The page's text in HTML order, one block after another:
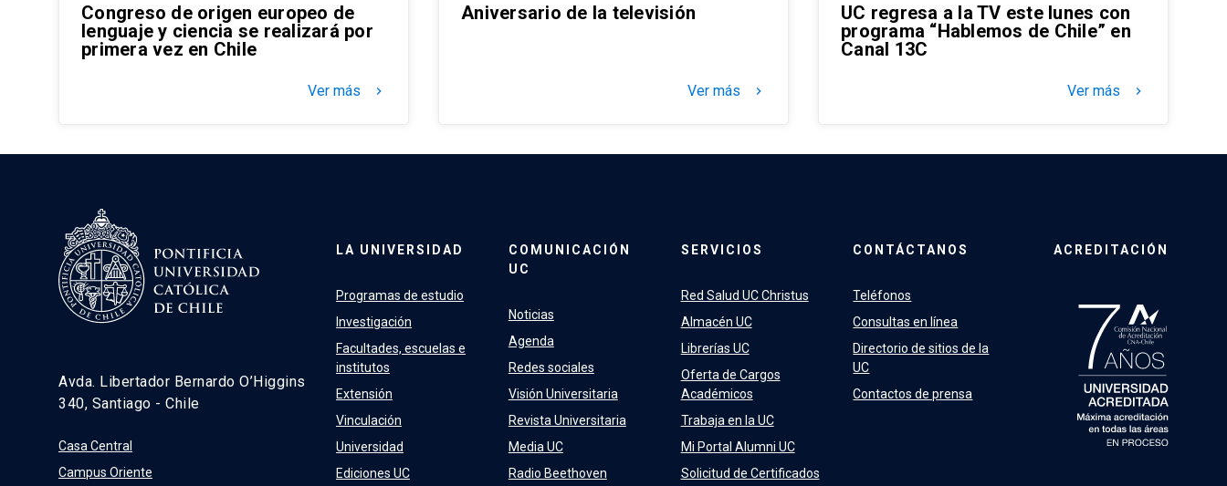
Congreso de origen europeo de
lenguaje y ciencia se realizará por
primera vez en Chile
Ver más keyboard_arrow_right
Aniversario de la televisión
Ver más keyboard_arrow_right
UC regresa a la TV este lunes con
programa “Hablemos de Chile” en
Canal 13C
Ver más keyboard_arrow_right
Avda. Libertador Bernardo O’Higgins
340, Santiago - Chile
Casa Central
Campus Oriente
LA UNIVERSIDAD
Programas de estudio
Investigación
Facultades, escuelas e
institutos
Extensión
Vinculación
Universidad
Ediciones UC
COMUNICACIÓN
UC
Noticias
Agenda
Redes sociales
Visión Universitaria
Revista Universitaria
Media UC
Radio Beethoven
SERVICIOS
Red Salud UC Christus
Almacén UC
Librerías UC
Oferta de Cargos
Académicos
Trabaja en la UC
Mi Portal Alumni UC
Solicitud de Certificados
CONTÁCTANOS
Teléfonos
Consultas en línea
Directorio de sitios de la
UC
Contactos de prensa
ACREDITACIÓN